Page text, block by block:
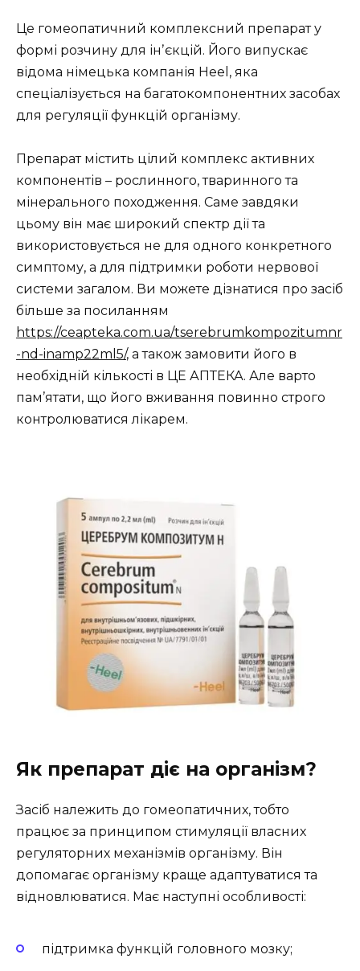
Це гомеопатичний комплексний препарат у
формі розчину для інʼєкцій. Його випускає
відома німецька компанія Heel, яка
спеціалізується на багатокомпонентних засобах
для регуляції функцій організму.
Препарат містить цілий комплекс активних
компонентів – рослинного, тваринного та
мінерального походження. Саме завдяки
цьому він має широкий спектр дії та
використовується не для одного конкретного
симптому, а для підтримки роботи нервової
системи загалом. Ви можете дізнатися про засіб
більше за посиланням
https://ceapteka.com.ua/tserebrumkompozitumnr
-nd-inamp22ml5/, а також замовити його в
необхідній кількості в ЦЕ АПТЕКА. Але варто
пам’ятати, що його вживання повинно строго
контролюватися лікарем.
Як препарат діє на організм?
Засіб належить до гомеопатичних, тобто
працює за принципом стимуляції власних
регуляторних механізмів організму. Він
допомагає організму краще адаптуватися та
відновлюватися. Має наступні особливості:
підтримка функцій головного мозку;